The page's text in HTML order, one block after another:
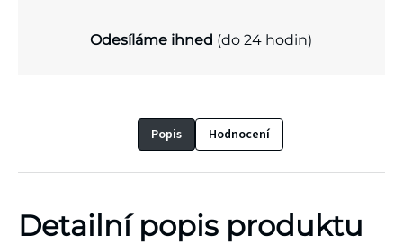
Odesíláme ihned (do 24 hodin)
Popis Hodnocení
Detailní popis produktu